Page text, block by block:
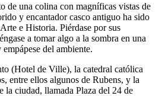
de una colina con magníficas vistas de
y encantador casco antiguo ha sido
e Historia. Piérdase por sus
a tomar algo a la sombra en una
empápese del ambiente.
(Hotel de Ville), la catedral católica
entre ellos algunos de Rubens, y la
la ciudad, llamada Plaza del 24 de